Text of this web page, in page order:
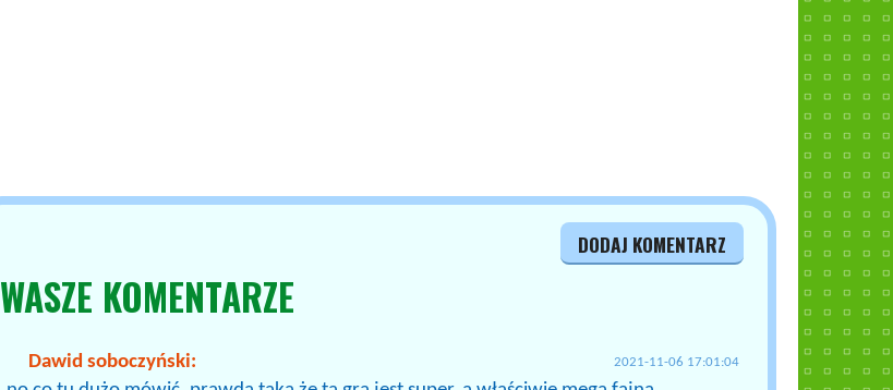
DODAJ KOMENTARZ
WASZE KOMENTARZE
Dawid soboczyński: 2021-11-06 17:01:04